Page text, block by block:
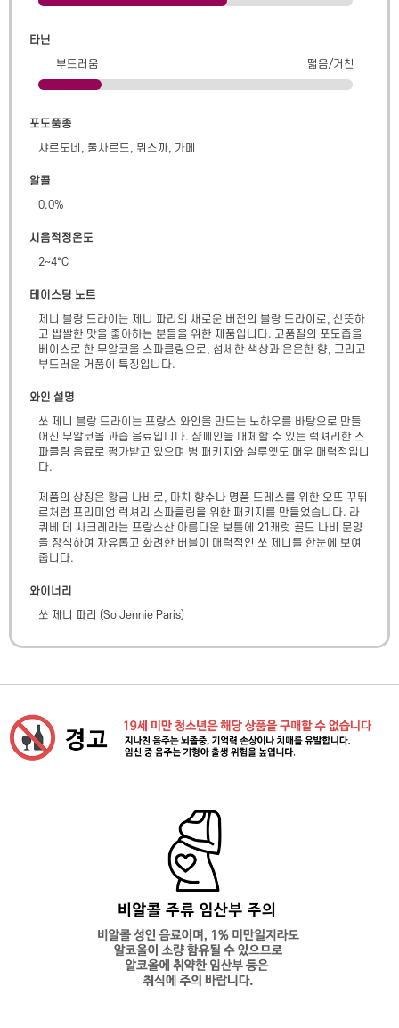
타닌
부드러움
떫음/거친
포도품종
샤르도네, 풀사르드, 뮈스까, 가메
알콜
0.0%
시음적정온도
2~4°C
테이스팅 노트
제니 블랑 드라이는 제니 파리의 새로운 버전의 블랑 드라이로, 산뜻하
고 쌉쌀한 맛을 좋아하는 분들을 위한 제품입니다. 고품질의 포도즙을
베이스로 한 무알코올 스파클링으로, 섬세한 색상과 은은한 향, 그리고
부드러운 거품이 특징입니다.
와인 설명
쏘 제니 블랑 드라이는 프랑스 와인을 만드는 노하우를 바탕으로 만들
어진 무알코올 과즙 음료입니다. 샴페인을 대체할 수 있는 럭셔리한 스
파클링 음료로 평가받고 있으며 병 패키지와 실루엣도 매우 매력적입니
다.
제품의 상징은 황금 나비로, 마치 향수나 명품 드레스를 위한 오뜨 꾸뛰
르처럼 프리미엄 럭셔리 스파클링을 위한 패키지를 만들었습니다. 라
퀴베 데 사크레라는 프랑스산 아름다운 보틀에 21캐럿 골드 나비 문양
을 장식하여 자유롭고 화려한 버블이 매력적인 쏘 제니를 한눈에 보여
줍니다.
와이너리
쏘 제니 파리 (So Jennie Paris)